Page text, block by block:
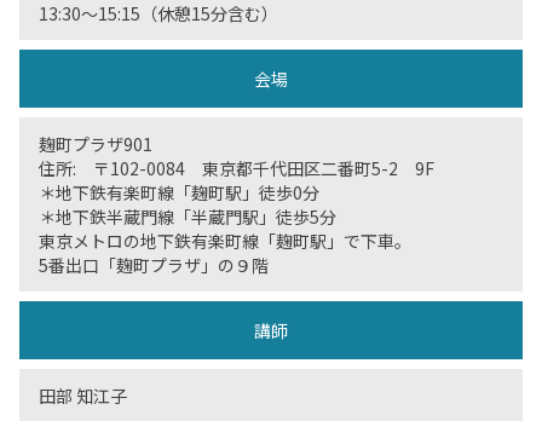
13:30〜15:15（休憩15分含む）
会場
麹町プラザ901
住所: 〒102-0084 東京都千代田区二番町5-2 9F
＊地下鉄有楽町線「麹町駅」徒歩0分
＊地下鉄半蔵門線「半蔵門駅」徒歩5分
東京メトロの地下鉄有楽町線「麹町駅」で下車。
5番出口「麹町プラザ」の９階
講師
田部 知江子